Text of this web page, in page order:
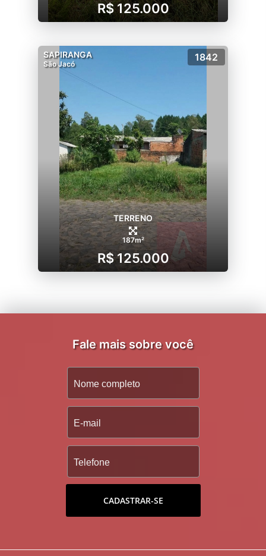
R$ 125.000
SAPIRANGA
São Jacó
1842
TERRENO
187m²
R$ 125.000
Fale mais sobre você
CADASTRAR-SE